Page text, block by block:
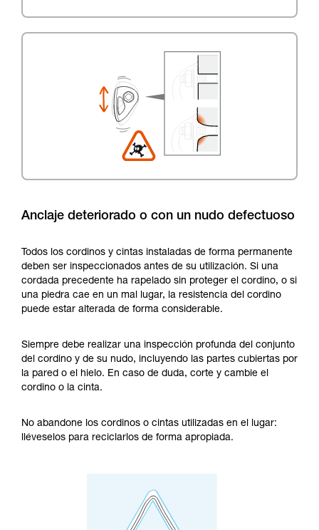
Anclaje deteriorado o con un nudo defectuoso
Todos los cordinos y cintas instaladas de forma permanente
deben ser inspeccionados antes de su utilización. Si una
cordada precedente ha rapelado sin proteger el cordino, o si
una piedra cae en un mal lugar, la resistencia del cordino
puede estar alterada de forma considerable.
Siempre debe realizar una inspección profunda del conjunto
del cordino y de su nudo, incluyendo las partes cubiertas por
la pared o el hielo. En caso de duda, corte y cambie el
cordino o la cinta.
No abandone los cordinos o cintas utilizadas en el lugar:
lléveselos para reciclarlos de forma apropiada.